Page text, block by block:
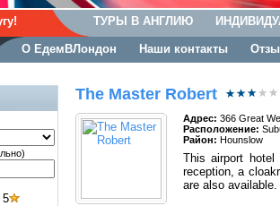
ТУРЫ В АНГЛИЮ
О ЕдемВЛондон Наши контакты
5
The Master Robert
Адрес: 366 Great
Расположение:
Район: Hounslow
This airport
reception, a
are also available.